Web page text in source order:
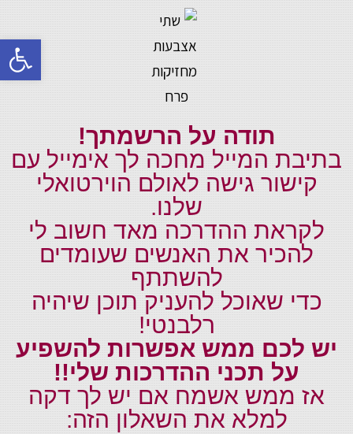
תודה על הרשמתך!
בתיבת המייל מחכה לך אימייל עם
קישור גישה לאולם הוירטואלי
שלנו.
לקראת ההדרכה מאד חשוב לי
להכיר את האנשים שעומדים
להשתתף
כדי שאוכל להעניק תוכן שיהיה
רלבנטי!
יש לכם ממש אפשרות להשפיע
על תכני ההדרכות שלי!!
אז ממש אשמח אם יש לך דקה
למלא את השאלון הזה:
פתח